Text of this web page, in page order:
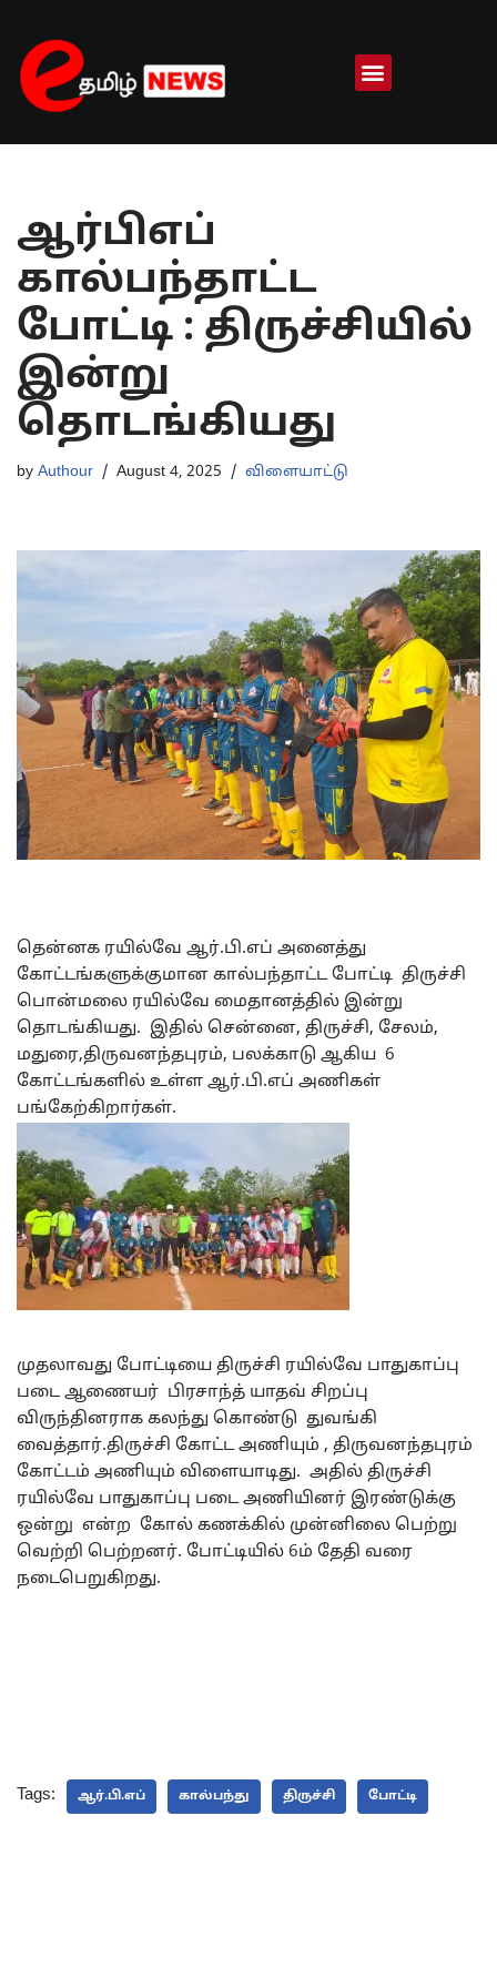
Skip
to
content
ஆர்பிஎப்
கால்பந்தாட்ட
போட்டி : திருச்சியில்
இன்று
தொடங்கியது
by Authour August 4, 2025 விளையாட்டு
தென்னக ரயில்வே ஆர்.பி.எப் அனைத்து
கோட்டங்களுக்குமான கால்பந்தாட்ட போட்டி திருச்சி
பொன்மலை ரயில்வே மைதானத்தில் இன்று
தொடங்கியது. இதில் சென்னை, திருச்சி, சேலம்,
மதுரை,திருவனந்தபுரம், பலக்காடு ஆகிய 6
கோட்டங்களில் உள்ள ஆர்.பி.எப் அணிகள்
பங்கேற்கிறார்கள்.
முதலாவது போட்டியை திருச்சி ரயில்வே பாதுகாப்பு
படை ஆணையர் பிரசாந்த் யாதவ் சிறப்பு
விருந்தினராக கலந்து கொண்டு துவங்கி
வைத்தார்.திருச்சி கோட்ட அணியும் , திருவனந்தபுரம்
கோட்டம் அணியும் விளையாடிது. அதில் திருச்சி
ரயில்வே பாதுகாப்பு படை அணியினர் இரண்டுக்கு
ஒன்று என்ற கோல் கணக்கில் முன்னிலை பெற்று
வெற்றி பெற்றனர். போட்டியில் 6ம் தேதி வரை
நடைபெறுகிறது.
Tags: ஆர்.பி.எப் கால்பந்து திருச்சி போட்டி